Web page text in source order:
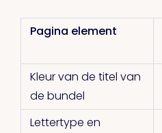
Pagina element
Kleur van de titel van
de bundel
Lettertype en